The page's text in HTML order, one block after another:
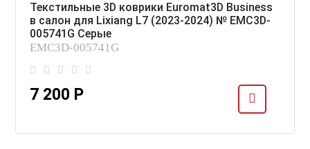
Текстильные 3D коврики Euromat3D Business
в салон для Lixiang L7 (2023-2024) № EMC3D-
005741G Серые
EMC3D-005741G
7 200 Р